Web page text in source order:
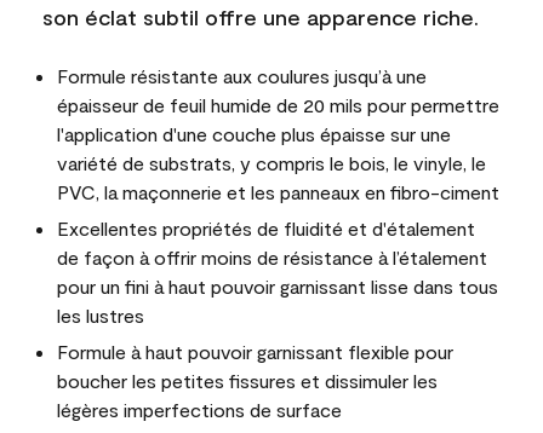
son éclat subtil offre une apparence riche.
Formule résistante aux coulures jusqu’à une
épaisseur de feuil humide de 20 mils pour permettre
l'application d'une couche plus épaisse sur une
variété de substrats, y compris le bois, le vinyle, le
PVC, la maçonnerie et les panneaux en fibro-ciment
Excellentes propriétés de fluidité et d'étalement
de façon à offrir moins de résistance à l’étalement
pour un fini à haut pouvoir garnissant lisse dans tous
les lustres
Formule à haut pouvoir garnissant flexible pour
boucher les petites fissures et dissimuler les
légères imperfections de surface